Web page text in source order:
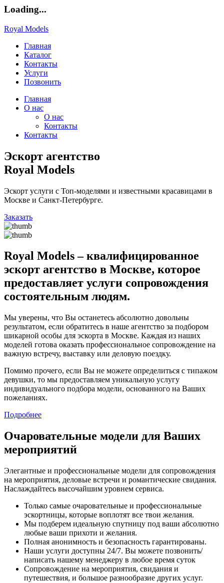
Loading...
Royal Models
Главная
Каталог
Контакты
Услуги
Позвонить
Главная
О нас
О нас
Контакты
Контакты
Эскорт агентство
Royal Models
Эскорт услуги с Топ-моделями и известными красавицами в
Москве и Санкт-Петербурге.
Заказать
Royal Models – квалифицированное
эскорт агентство в Москве, которое
предоставляет услуги сопровождения
состоятельным людям.
Мы уверены, что Вы останетесь абсолютно довольны
результатом, если обратитесь в наше агентство за подбором
шикарной особы для эскорта в Москве. Каждая из наших
моделей готова оказать профессиональное сопровождение на
важную встречу, выставку или деловую поездку.
Помимо прочего, если Вы не можете определиться с типажом
девушки, то мы предоставляем уникальную услугу
индивидуального подбора модели, основанного на Ваших
пожеланиях.
Подробнее
Очаровательные модели для Ваших
мероприятий
Элегантные и профессиональные модели для сопровождения
на мероприятия, деловые встречи и романтические свидания.
Наслаждайтесь высочайшим уровнем сервиса.
Только самые очаровательные и профессиональные
эскортницы, которые воплотят все твои желания.
Мы подберем идеальную спутницу под ваши абсолютно
любые ваши прихоти и желания.
Полная анонимность и безопасность гарантированы.
Наши услуги доступны 24/7. Вы можете позвонить/
написать нашему менеджеру в любое время суток
Сопровождение на мероприятия, свидания и
путешествия, и большое разнообразие других услуг.